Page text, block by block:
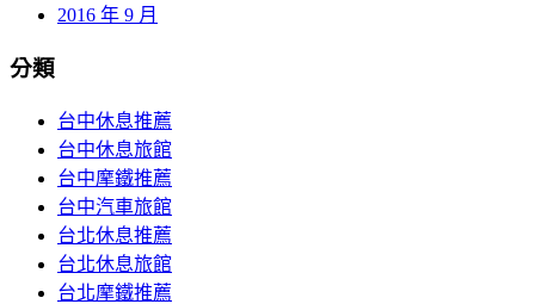
2016 年 9 月
分類
台中休息推薦
台中休息旅館
台中摩鐵推薦
台中汽車旅館
台北休息推薦
台北休息旅館
台北摩鐵推薦